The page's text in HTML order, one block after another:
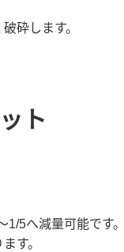
砕します。
ト
1/5へ減量可能です
す。